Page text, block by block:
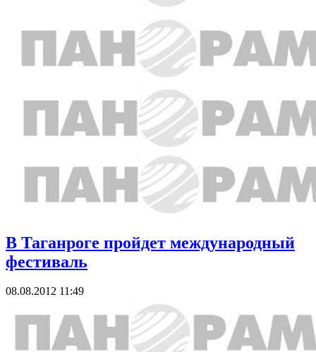
В Таганроге пройдет международный
фестиваль
08.08.2012 11:49